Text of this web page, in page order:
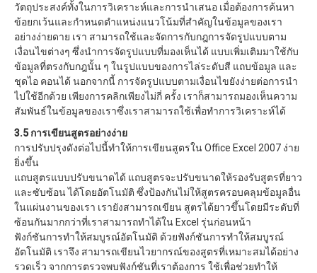
วัตถุประสงค์ทั้งในการวิเคราะห์และการนำเสนอ เมื่อต้องการค้นหา
ข้อยกเว้นและกำหนดตำแหน่งแนวโน้มที่สำคัญในข้อมูลของเรา
อย่างง่ายดาย เรา สามารถใช้และจัดการกับกฎการจัดรูปแบบตาม
เงื่อนไขต่างๆ ซึ่งนำการจัดรูปแบบที่มองเห็นได้ แบบเพิ่มเติมมาใช้กับ
ข้อมูลที่ตรงกับกฎนั้น ๆ ในรูปแบบของการไล่ระดับสี แถบข้อมูล และ
ชุดไอ คอนได้ นอกจากนี้ การจัดรูปแบบตามเงื่อนไขยังง่ายต่อการนำ
ไปใช้อีกด้วย เพียงการคลิกเพียงไม่กี่ ครั้ง เราก็สามารถมองเห็นความ
สัมพันธ์ในข้อมูลของเราซึ่งเราสามารถใช้เพื่อทำการวิเคราะห์ได้
3.5 การเขียนสูตรอย่างง่าย
การปรับปรุงดังต่อไปนี้ทำให้การเขียนสูตรใน Office Excel 2007 ง่าย
ยิ่งขึ้น
แถบสูตรแบบปรับขนาดได้ แถบสูตรจะปรับขนาดให้รองรับสูตรที่ยาว
และซับซ้อน ได้โดยอัตโนมัติ ซึ่งป้องกันไม่ให้สูตรครอบคลุมข้อมูลอื่น
ในแผ่นงานของเรา เรายังสามารถเขียน สูตรได้ยาวขึ้นโดยมีระดับที่
ซ้อนกันมากกว่าที่เราสามารถทำได้ใน Excel รุ่นก่อนหน้า
ฟังก์ชันการทำให้สมบูรณ์อัตโนมัติ ด้วยฟังก์ชันการทำให้สมบูรณ์
อัตโนมัติ เราจึง สามารถเขียนไวยากรณ์ของสูตรที่เหมาะสมได้อย่าง
รวดเร็ว จากการตรวจพบฟังก์ชันที่เราต้องการ ใช้เพื่อช่วยทำให้